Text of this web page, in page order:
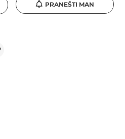
PRANEŠTI MAN